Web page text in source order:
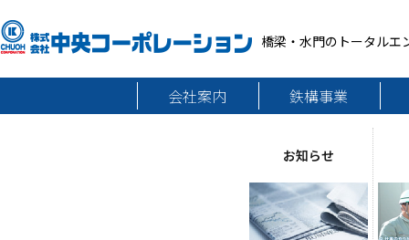
橋梁・水門のトータルエ
会社案内 鉄構事業
お知らせ